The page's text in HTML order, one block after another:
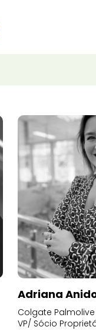
Adriana
Colgate
VP/ Sócio